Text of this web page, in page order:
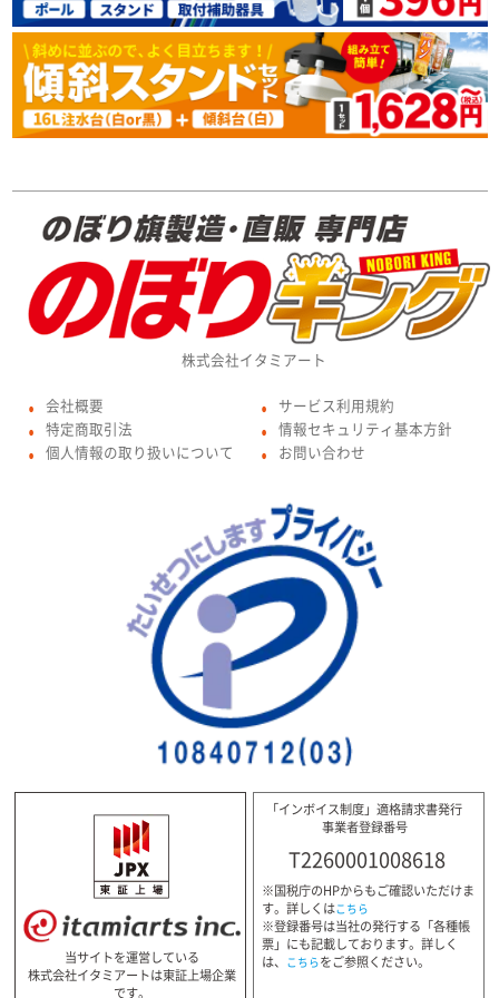
株式会社イタミアート
● 会社概要
● 特定商取引法
● 個人情報の取り扱いについて
● サービス利用規約
● 情報セキュリティ基本方針
● お問い合わせ
当サイトを運営している
株式会社イタミアートは東証上場企業
です。
「インボイス制度」適格請求書発行
事業者登録番号
T2260001008618
※国税庁のHPからもご確認いただけま
す。詳しくはこちら
※登録番号は当社の発行する「各種帳
票」にも記載しております。詳しく
は、 こちらをご参照ください。